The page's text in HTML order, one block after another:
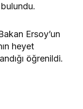
Ersoy’un
heyet
öğrenildi.